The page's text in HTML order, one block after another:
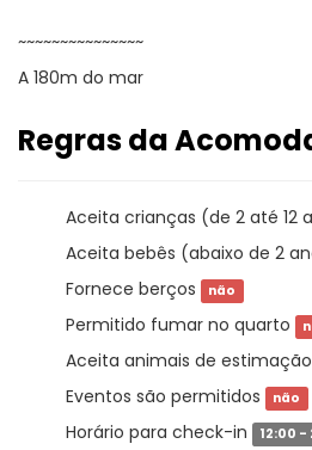
~~~~~~~~~~~~~~~
A 180m do mar
Regras da
Aceita crianças (de 2 até 12
Aceita bebês (abaixo de 2
Fornece berços não
Permitido fumar no quarto
Aceita animais de estimação
Eventos são permitidos não
Horário para check-in 12:00 -